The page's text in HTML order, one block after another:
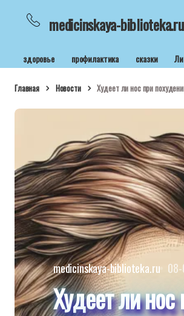
medicinskaya-biblioteka.ru
здоровье профилактика сказки
Главная Новости Худеет ли нос при
medicinskaya-biblioteka.ru
Худеет ли